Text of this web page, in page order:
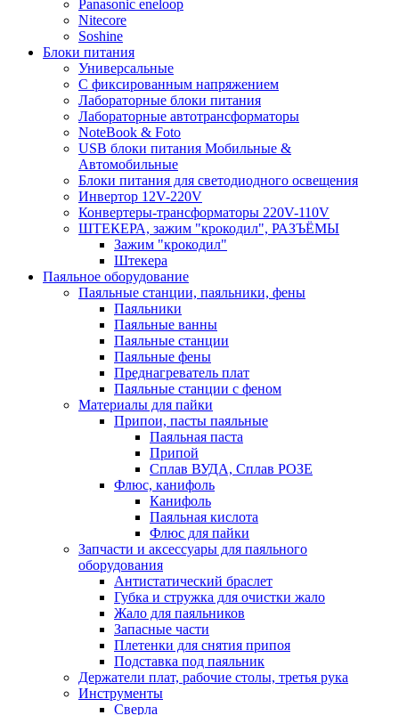
Panasonic eneloop
Nitecore
Soshine
Блоки питания
Универсальные
C фиксированным напряжением
Лабораторные блоки питания
Лабораторные автотрансформаторы
NoteBook & Foto
USB блоки питания Мобильные &
Автомобильные
Блоки питания для светодиодного освещения
Инвертор 12V-220V
Конвертеры-трансформаторы 220V-110V
ШТЕКЕРА, зажим "крокодил", РАЗЪЁМЫ
Зажим "крокодил"
Штекера
Паяльное оборудование
Паяльные станции, паяльники, фены
Паяльники
Паяльные ванны
Паяльные станции
Паяльные фены
Преднагреватель плат
Паяльные станции с феном
Материалы для пайки
Припои, пасты паяльные
Паяльная паста
Припой
Сплав ВУДА, Сплав РОЗЕ
Флюс, канифоль
Канифоль
Паяльная кислота
Флюс для пайки
Запчасти и аксессуары для паяльного
оборудования
Антистатический браслет
Губка и стружка для очистки жало
Жало для паяльников
Запасные части
Плетенки для снятия припоя
Подставка под паяльник
Держатели плат, рабочие столы, третья рука
Инструменты
Сверла